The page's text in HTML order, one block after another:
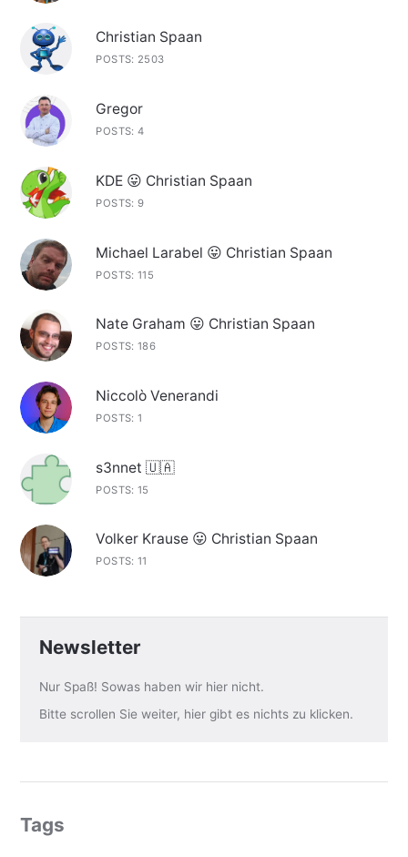
Christian Spaan
POSTS: 2503
Gregor
POSTS: 4
KDE 😛 Christian Spaan
POSTS: 9
Michael Larabel 😛 Christian Spaan
POSTS: 115
Nate Graham 😛 Christian Spaan
POSTS: 186
Niccolò Venerandi
POSTS: 1
s3nnet 🇺🇦
POSTS: 15
Volker Krause 😛 Christian Spaan
POSTS: 11
Newsletter
Nur Spaß! Sowas haben wir hier nicht.
Bitte scrollen Sie weiter, hier gibt es nichts zu klicken.
Tags